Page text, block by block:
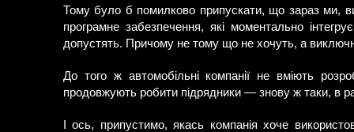
Тому було б помилково припускати, що зараз ми,
програмне забезпечення, які моментально
допустять. Причому не тому що не хочуть, а
До того ж автомобільні компанії не вміють
продовжують робити підрядники — знову ж таки, в
І ось, припустимо, якась компанія хоче